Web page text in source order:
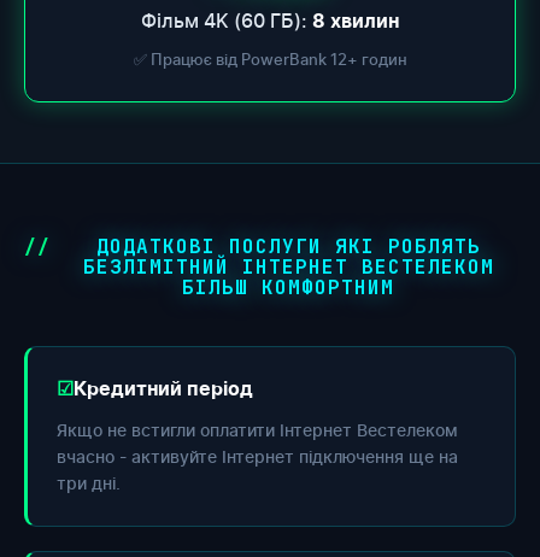
Фільм 4K (60 ГБ): 8 хвилин
✅ Працює від PowerBank 12+ годин
ДОДАТКОВІ ПОСЛУГИ ЯКІ РОБЛЯТЬ
БЕЗЛІМІТНИЙ ІНТЕРНЕТ ВЕСТЕЛЕКОМ
БІЛЬШ КОМФОРТНИМ
Кредитний період
Якщо не встигли оплатити Інтернет Вестелеком
вчасно - активуйте Інтернет підключення ще на
три дні.